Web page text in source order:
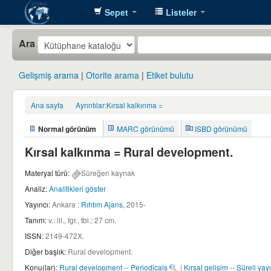
SESRIC
Library
Sepet Listeler
Ara
Gelişmiş arama Otorite arama Etiket bulutu
Ana sayfa › Ayrıntılar:Kırsal kalkınma =
Normal görünüm MARC görünümü ISBD görünümü
Kırsal kalkınma = Rural development.
Materyal türü:
Süreğen kaynak
Analiz:Analitikleri göster
Yayıncı:Ankara : Rıhtım Ajans, 2015-
Tanım:v.: ill., fgr., tbl.; 27 cm.
ISSN:2149-472X.
Diğer başlık: Rural development.
Konu(lar): Rural development -- Periodicals | Kırsal gelişim -- Süreli